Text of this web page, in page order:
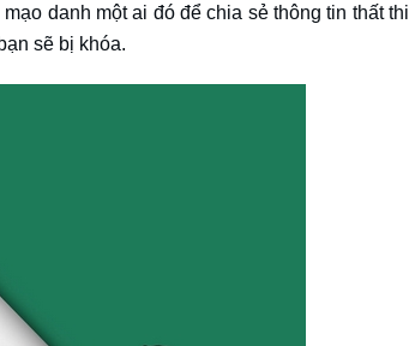
danh một ai đó để chia sẻ thông tin thất
sẽ bị khóa.